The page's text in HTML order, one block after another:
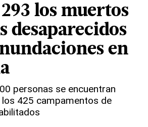
los muertos
desaparecidos
en
personas se encuentran
425 campamentos de